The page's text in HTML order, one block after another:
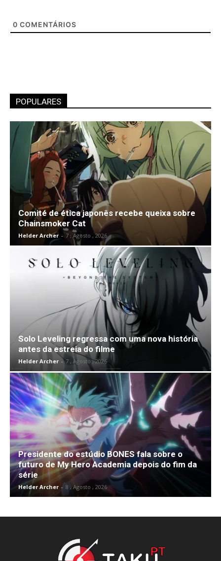
0 COMENTÁRIOS
POPULARES
Comité de ética japonês recebe queixa sobre
Chainsmoker Cat
Helder Archer - 7 , Agosto , 2026
Solo Leveling regressa com uma nova história
antes da estreia do filme
Helder Archer - 7 , Agosto , 2026
Presidente do estúdio BONES fala sobre o
futuro de My Hero Academia depois do fim da
série
Helder Archer - 8 , Agosto , 2026